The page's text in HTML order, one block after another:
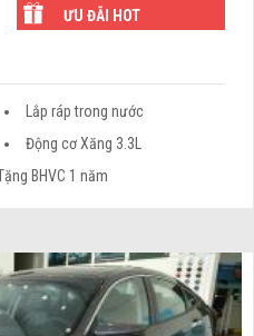
ƯU ĐÃI HOT
Lắp ráp trong nước
Động cơ Xăng 3.3L
BHVC 1 năm